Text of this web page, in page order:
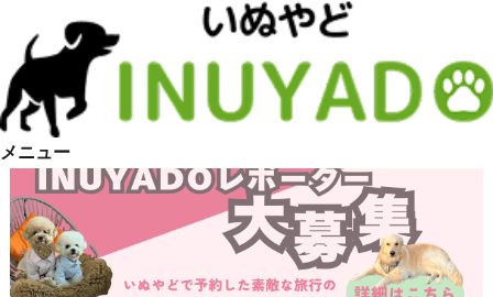
メニュー
いぬやどレポーター大募集